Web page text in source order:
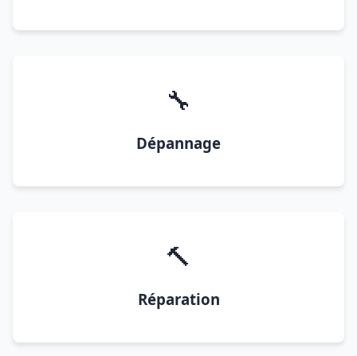
🔧
Dépannage
🔨
Réparation